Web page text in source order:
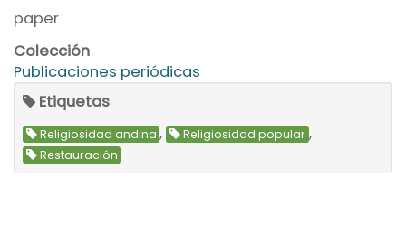
paper
Colección
Publicaciones periódicas
Etiquetas
Religiosidad andina , Religiosidad popular ,
Restauración